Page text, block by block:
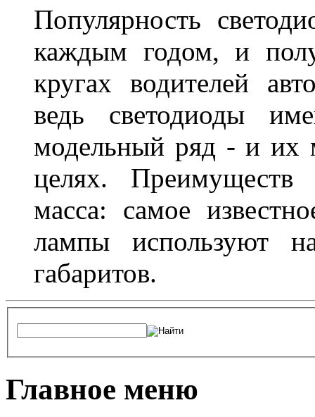
Популярность
каждым годом, и
кругах водителей
ведь светодиоды
модельный ряд - и их
целях.
масса: самое
лампы используют
габаритов.
Главное меню